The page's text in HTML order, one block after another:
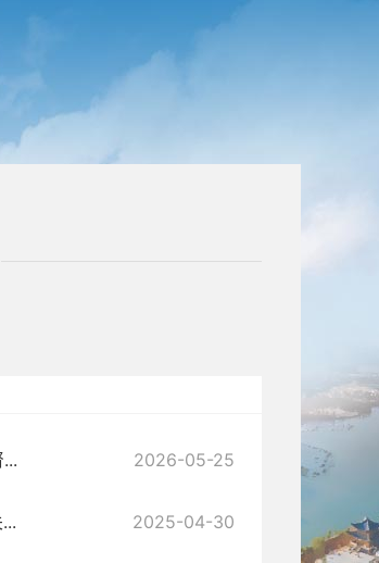
2026-05-25
2025-04-30